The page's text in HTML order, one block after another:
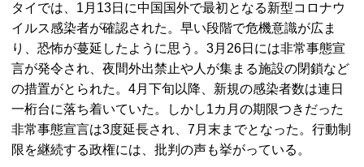
タイでは、1月13日に中国国外で最初となる新型コロナウ
イルス感染者が確認された。早い段階で危機意識が広ま
り、恐怖が蔓延したように思う。3月26日には非常事態宣
言が発令され、夜間外出禁止や人が集まる施設の閉鎖など
の措置がとられた。4月下旬以降、新規の感染者数は連日
一桁台に落ち着いていた。しかし1カ月の期限つきだった
非常事態宣言は3度延長され、7月末までとなった。行動制
限を継続する政権には、批判の声も挙がっている。